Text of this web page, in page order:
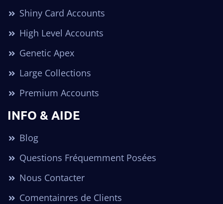
Shiny Card Accounts
High Level Accounts
Genetic Apex
Large Collections
Premium Accounts
INFO & AIDE
Blog
Questions Fréquemment Posées
Nous Contacter
Comentainres de Clients